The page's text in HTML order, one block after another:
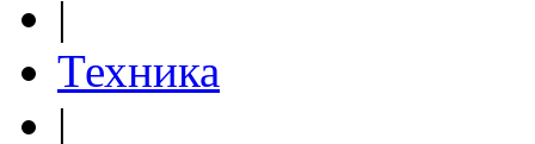
|
Техника
|